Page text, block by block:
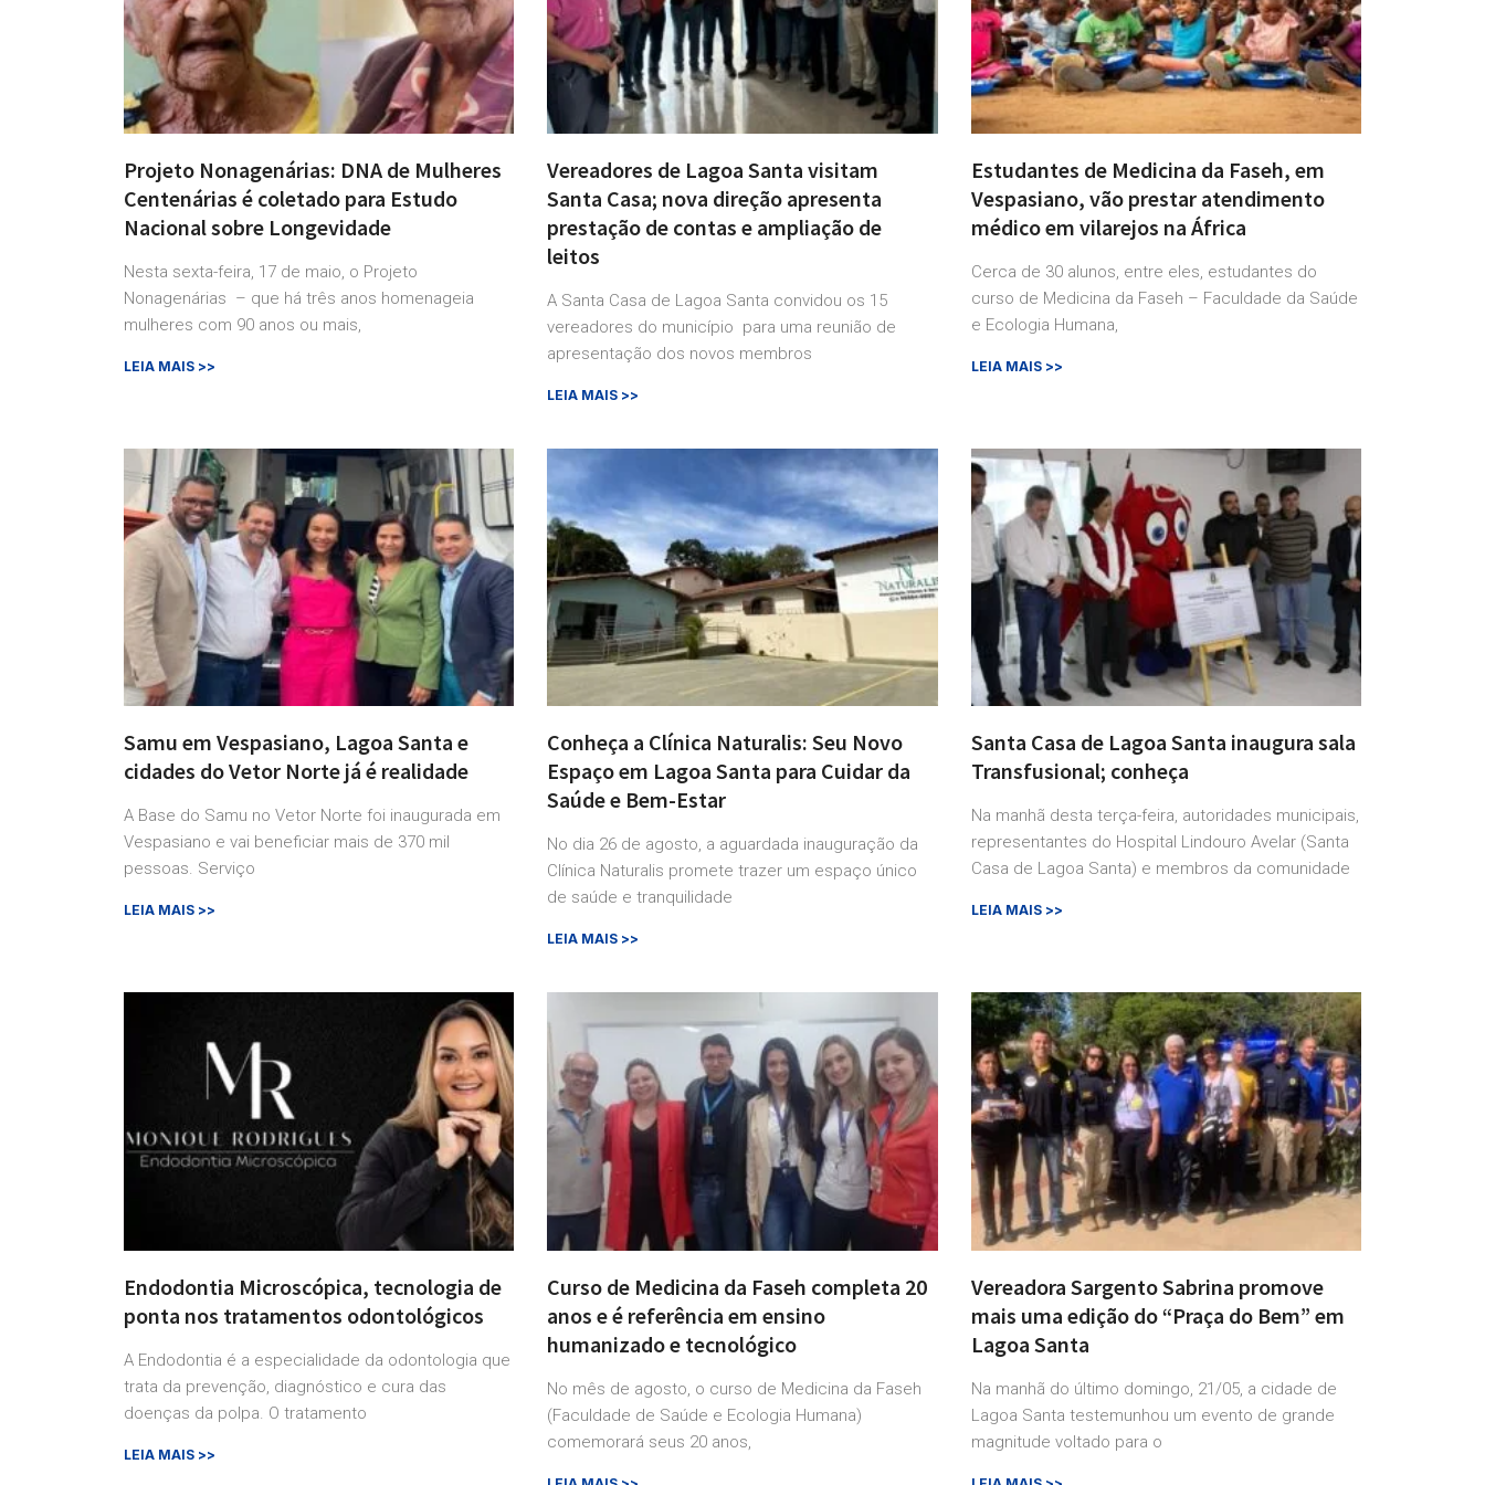
Projeto Nonagenárias: DNA de Mulheres
Centenárias é coletado para Estudo
Nacional sobre Longevidade
Nesta sexta-feira, 17 de maio, o Projeto
Nonagenárias – que há três anos homenageia
mulheres com 90 anos ou mais,
LEIA MAIS >>
Vereadores de Lagoa Santa visitam
Santa Casa; nova direção apresenta
prestação de contas e ampliação de
leitos
A Santa Casa de Lagoa Santa convidou os 15
vereadores do município para uma reunião de
apresentação dos novos membros
LEIA MAIS >>
Estudantes de Medicina da Faseh, em
Vespasiano, vão prestar atendimento
médico em vilarejos na África
Cerca de 30 alunos, entre eles, estudantes do
curso de Medicina da Faseh – Faculdade da Saúde
e Ecologia Humana,
LEIA MAIS >>
Samu em Vespasiano, Lagoa Santa e
cidades do Vetor Norte já é realidade
A Base do Samu no Vetor Norte foi inaugurada em
Vespasiano e vai beneficiar mais de 370 mil
pessoas. Serviço
LEIA MAIS >>
Conheça a Clínica Naturalis: Seu Novo
Espaço em Lagoa Santa para Cuidar da
Saúde e Bem-Estar
No dia 26 de agosto, a aguardada inauguração da
Clínica Naturalis promete trazer um espaço único
de saúde e tranquilidade
LEIA MAIS >>
Santa Casa de Lagoa Santa inaugura sala
Transfusional; conheça
Na manhã desta terça-feira, autoridades municipais,
representantes do Hospital Lindouro Avelar (Santa
Casa de Lagoa Santa) e membros da comunidade
LEIA MAIS >>
Endodontia Microscópica, tecnologia de
ponta nos tratamentos odontológicos
A Endodontia é a especialidade da odontologia que
trata da prevenção, diagnóstico e cura das
doenças da polpa. O tratamento
LEIA MAIS >>
Curso de Medicina da Faseh completa 20
anos e é referência em ensino
humanizado e tecnológico
No mês de agosto, o curso de Medicina da Faseh
(Faculdade de Saúde e Ecologia Humana)
comemorará seus 20 anos,
Vereadora Sargento Sabrina promove
mais uma edição do “Praça do Bem” em
Lagoa Santa
Na manhã do último domingo, 21/05, a cidade de
Lagoa Santa testemunhou um evento de grande
magnitude voltado para o